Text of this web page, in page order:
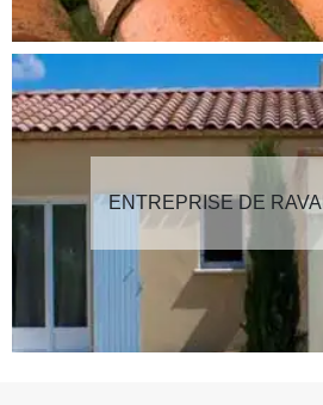
ENTREPRISE DE